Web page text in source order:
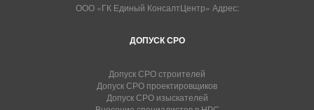
ООО «ГК Единый КонсалтЦентр» Адрес:
ДОПУСК СРО
Допуск СРО строителей
Допуск СРО проектировщиков
Допуск СРО изыскателей